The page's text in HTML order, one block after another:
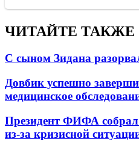
ЧИТАЙТЕ ТАКЖЕ
С сыном Зидана
Довбик успешно
медицинское
Президент ФИФА собрал
из-за кризисной